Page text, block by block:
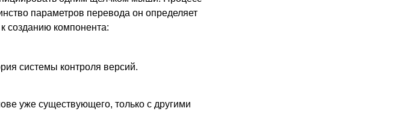
параметров перевода он определяет
созданию компонента:
системы контроля версий.
уже существующего, только с другими